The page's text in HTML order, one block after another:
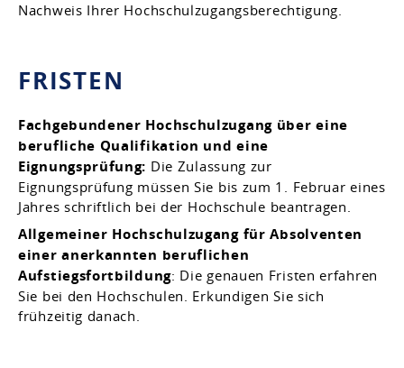
Nachweis Ihrer Hochschulzugangsberechtigung.
FRISTEN
Fachgebundener Hochschulzugang über eine
berufliche Qualifikation und eine
Eignungsprüfung: Die Zulassung zur
Eignungsprüfung müssen Sie bis zum 1. Februar eines
Jahres schriftlich bei der Hochschule beantragen.
Allgemeiner Hochschulzugang für Absolventen
einer anerkannten beruflichen
Aufstiegsfortbildung: Die genauen Fristen erfahren
Sie bei den Hochschulen. Erkundigen Sie sich
frühzeitig danach.